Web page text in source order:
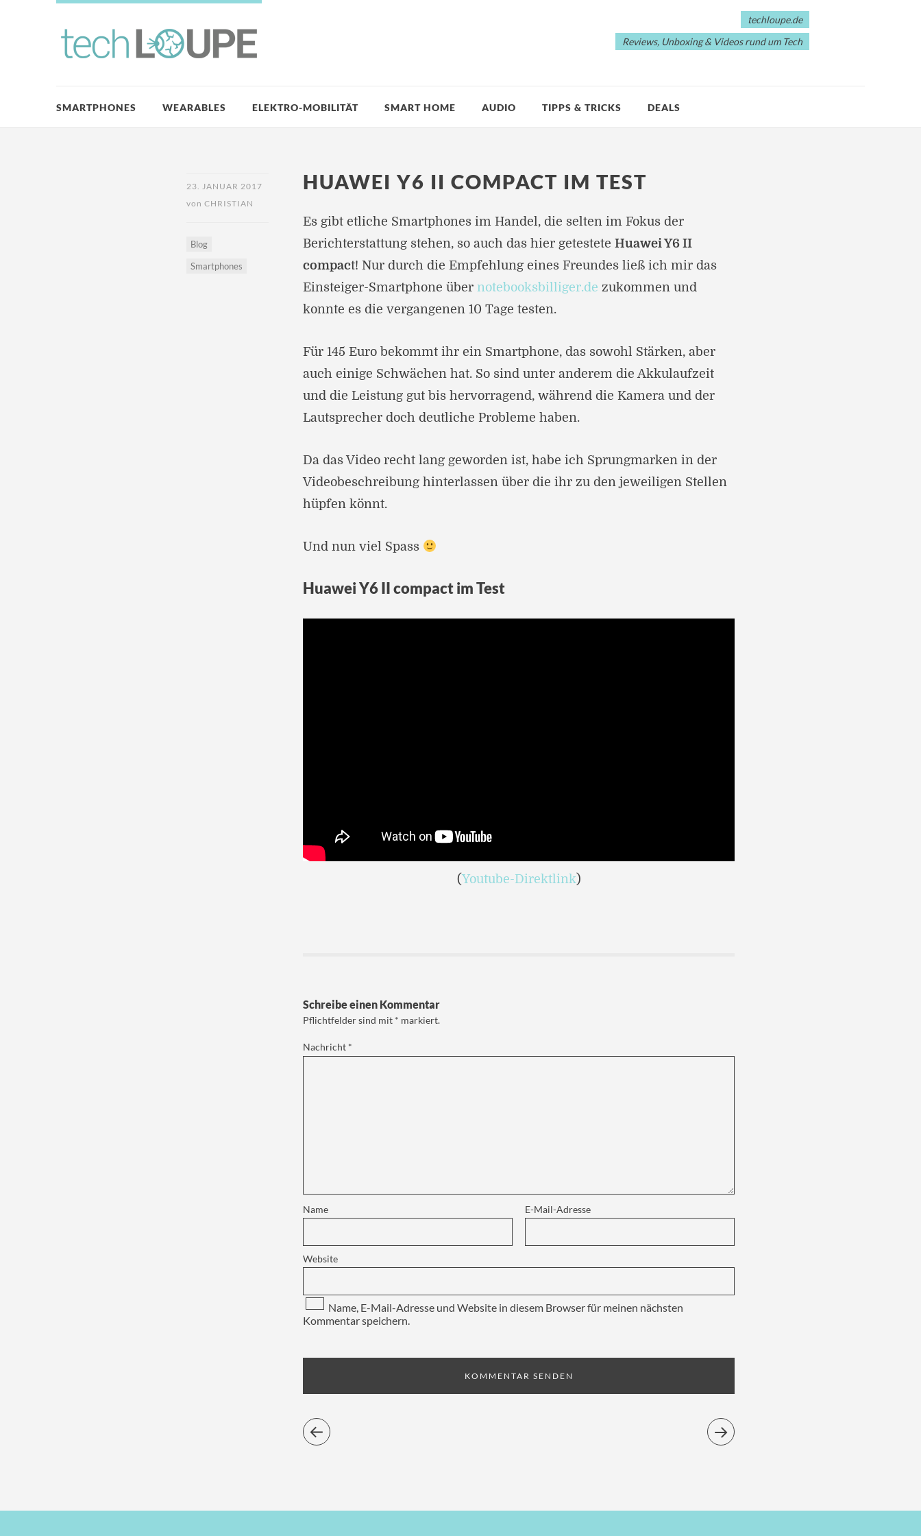
techloupe.de
Reviews, Unboxing & Videos rund um Tech
SMARTPHONES WEARABLES ELEKTRO-MOBILITÄT SMART HOME AUDIO TIPPS & TRICKS DEALS
23. JANUAR 2017
von CHRISTIAN
Blog
Smartphones
HUAWEI Y6 II COMPACT IM TEST
Es gibt etliche Smartphones im Handel, die selten im Fokus der
Berichterstattung stehen, so auch das hier getestete Huawei Y6 II
compact! Nur durch die Empfehlung eines Freundes ließ ich mir das
Einsteiger-Smartphone über notebooksbilliger.de zukommen und
konnte es die vergangenen 10 Tage testen.
Für 145 Euro bekommt ihr ein Smartphone, das sowohl Stärken, aber
auch einige Schwächen hat. So sind unter anderem die Akkulaufzeit
und die Leistung gut bis hervorragend, während die Kamera und der
Lautsprecher doch deutliche Probleme haben.
Da das Video recht lang geworden ist, habe ich Sprungmarken in der
Videobeschreibung hinterlassen über die ihr zu den jeweiligen Stellen
hüpfen könnt.
Und nun viel Spass
Huawei Y6 II compact im Test
(Youtube-Direktlink)
Schreibe einen Kommentar
Pflichtfelder sind mit * markiert.
Nachricht *
Name E-Mail-Adresse
Website
Name, E-Mail-Adresse und Website in diesem Browser für meinen nächsten
Kommentar speichern.